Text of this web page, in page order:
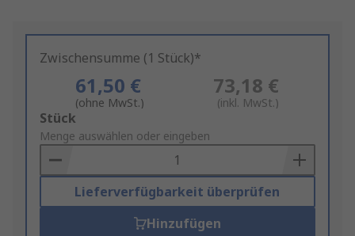
Zwischensumme (1 Stück)*
61,50 €
(ohne MwSt.)
73,18 €
(inkl. MwSt.)
Add
to
Basket
Stück
Menge auswählen oder eingeben
Lieferverfügbarkeit überprüfen
Hinzufügen